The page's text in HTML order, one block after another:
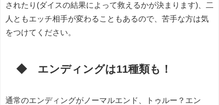
されたり(ダイスの結果によって救えるかが決まります)、二
人ともエッチ相手が変わることもあるので、苦手な方は気
をつけてください。
◆ エンディングは11種類も！
通常のエンディングがノーマルエンド、トゥルー？エン